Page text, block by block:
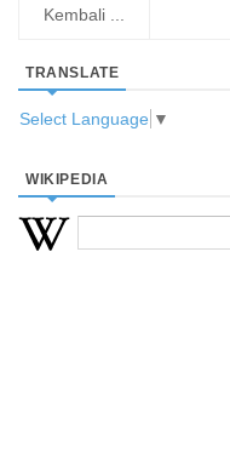
Kembali ...
TRANSLATE
Select Language ▼
WIKIPEDIA